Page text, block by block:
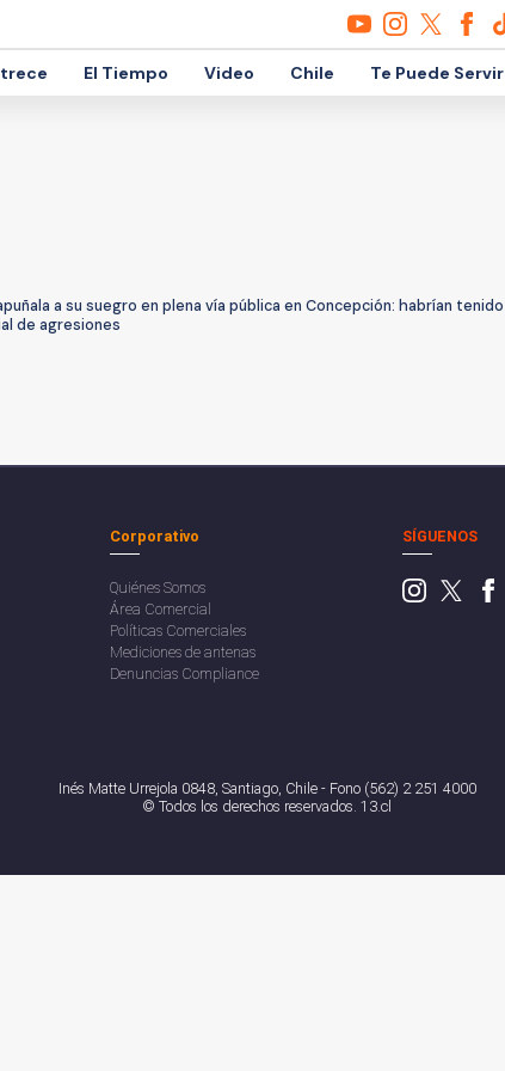
El Tiempo Video Chile Te Puede Servir
a su suegro en plena vía pública en Concepción: habrían tenido
de agresiones
Corporativo
Quiénes Somos
Área Comercial
Políticas Comerciales
Mediciones de antenas
Denuncias Compliance
SÍGUENOS
Inés Matte Urrejola 0848, Santiago, Chile - Fono (562) 2 251 4000
© Todos los derechos reservados. 13.cl